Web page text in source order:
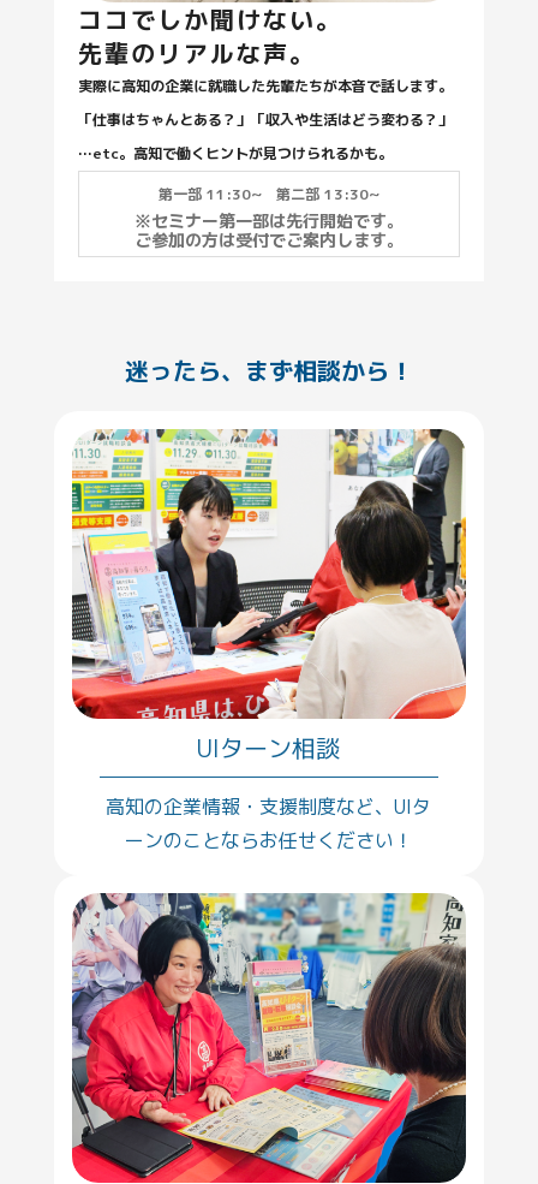
ココでしか聞けない。
先輩のリアルな声。
実際に高知の企業に就職した先輩たちが本音で話します。
「仕事はちゃんとある？」「収入や生活はどう変わる？」
…etc。高知で働くヒントが見つけられるかも。
第一部 11:30~ 第二部 13:30~
※セミナー第一部は先行開始です。
ご参加の方は受付でご案内します。
迷ったら、まず相談から！
UIターン相談
高知の企業情報・支援制度など、UIタ
ーンのことならお任せください！